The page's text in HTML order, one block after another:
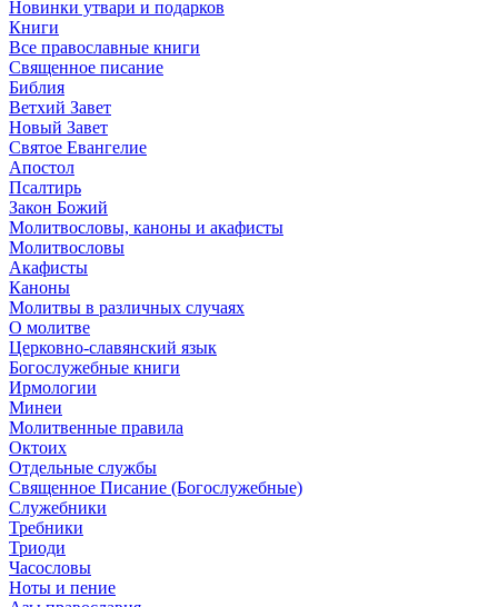
Новинки утвари и подарков
Книги
Все православные книги
Священное писание
Библия
Ветхий Завет
Новый Завет
Святое Евангелие
Апостол
Псалтирь
Закон Божий
Молитвословы, каноны и акафисты
Молитвословы
Акафисты
Каноны
Молитвы в различных случаях
О молитве
Церковно-славянский язык
Богослужебные книги
Ирмологии
Минеи
Молитвенные правила
Октоих
Отдельные службы
Священное Писание (Богослужебные)
Служебники
Требники
Триоди
Часословы
Ноты и пение